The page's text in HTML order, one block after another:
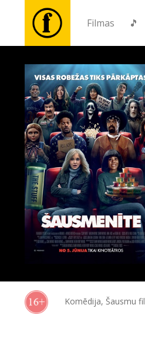
Filmas 🎵
Filmas
🎵
Biļetes
Kultūra
Pasākumi
Ziņas
kartes
Komēdija, Šausmu